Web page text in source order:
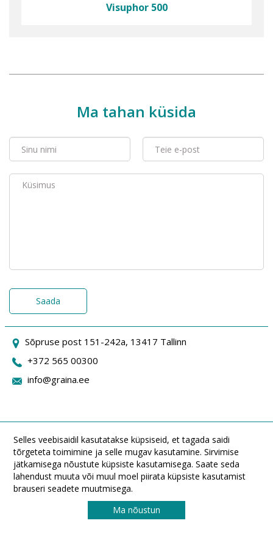
Visuphor 500
Ma tahan küsida
Saada
Sõpruse post 151-242a, 13417 Tallinn
+372 565 00300
info@graina.ee
Selles veebisaidil kasutatakse küpsiseid, et tagada saidi
tõrgeteta toimimine ja selle mugav kasutamine. Sirvimise
jätkamisega nõustute küpsiste kasutamisega. Saate seda
lahendust muuta või muul moel piirata küpsiste kasutamist
brauseri seadete muutmisega.
Ma nõustun